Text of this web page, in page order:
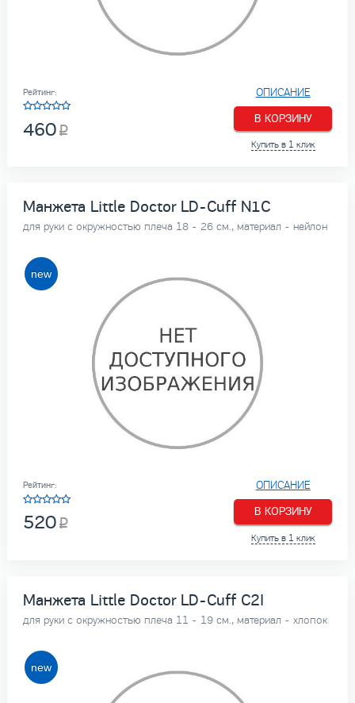
ОПИСАНИЕ
В КОРЗИНУ
Купить в 1 клик
Рейтинг:
460
Манжета Little Doctor LD-Cuff N1C
для руки с окружностью плеча 18 - 26 см., материал - нейлон
ОПИСАНИЕ
В КОРЗИНУ
Купить в 1 клик
Рейтинг:
520
Манжета Little Doctor LD-Cuff C2I
для руки с окружностью плеча 11 - 19 см., материал - хлопок